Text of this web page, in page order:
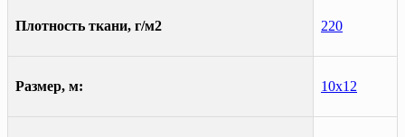
Плотность ткани, г/м2 220
Размер, м: 10х12